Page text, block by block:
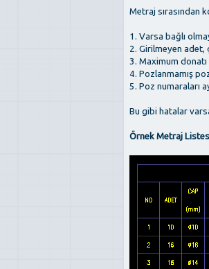
Metraj sırasından
1. Varsa bağlı
2. Girilmeyen
3. Maximum
4. Pozlanmamış
5. Poz numaraları
Bu gibi hatalar
Örnek Metraj